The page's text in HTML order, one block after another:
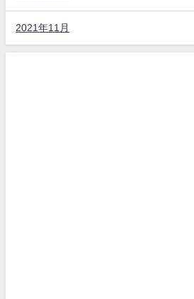
2021年11月